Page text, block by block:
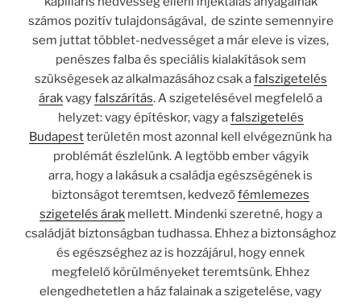
számos pozitív tulajdonságával, de szinte semennyire
sem juttat többlet-nedvességet a már eleve is vizes,
penészes falba és speciális kialakítások sem
szükségesek az alkalmazásához csak afalszigetelés
árakvagyfalszárítás. A szigetelésével megfelelő a
helyzet: vagy építéskor, vagy afalszigetelés
Budapestterületén most azonnal kell elvégeznünk ha
problémát észlelünk. A legtöbb ember vágyik
arra, hogy a lakásuk a családja egészségének is
biztonságot teremtsen, kedvezőfémlemezes
szigetelés árakmellett. Mindenki szeretné, hogy a
családját biztonságban tudhassa. Ehhez a biztonsághoz
és egészséghez az is hozzájárul, hogy ennek
megfelelő körülményeket teremtsünk. Ehhez
elengedhetetlen a ház falainak a szigetelése, vagy